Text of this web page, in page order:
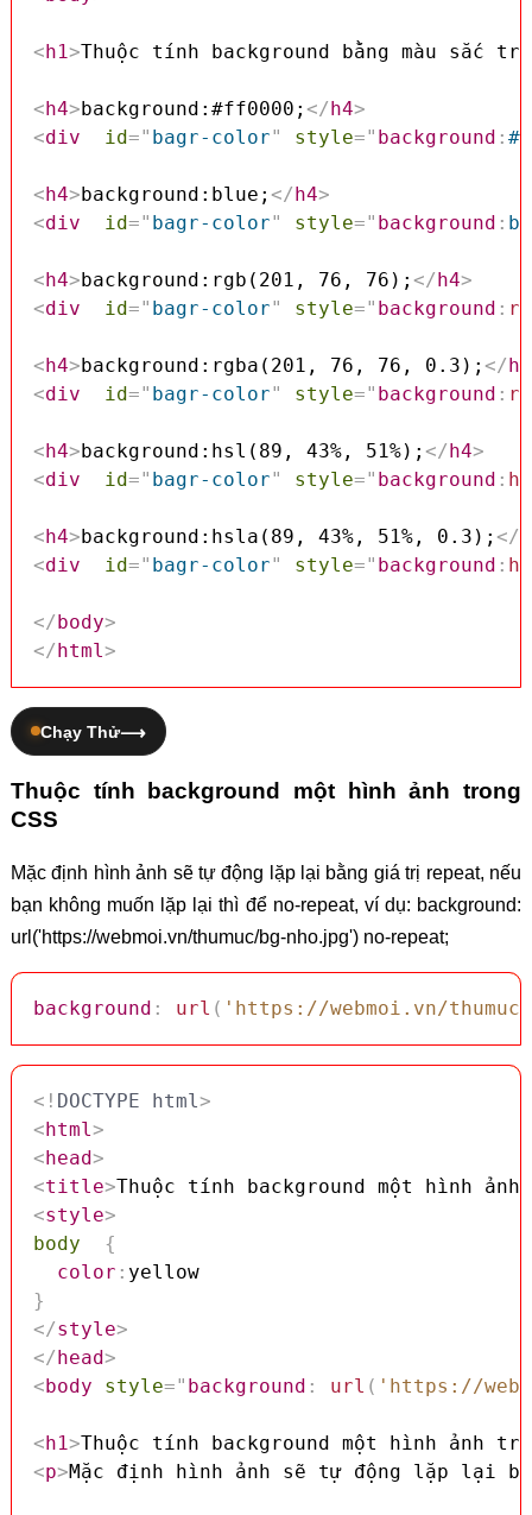
<h1>Thuộc tính background bằng màu sắc
<h4>background:#ff0000; </h4>
<div id=" bagr-color" style=" background :
<h4>background:blue; </h4>
<div id=" bagr-color" style=" background :
<h4>background:rgb(201, 76, 76); </h4>
<div id=" bagr-color" style=" background :
<h4>background:rgba(201, 76, 76, 0.3); </h4
<div id=" bagr-color" style=" background :
<h4>background:hsl(89, 43%, 51%); </h4>
<div id=" bagr-color" style=" background :
<h4>background:hsla(89, 43%, 51%, 0.3); </
<div id=" bagr-color" style=" background :
</body>
</html >
Chạy Thử
Thuộc tính background một hình ảnh trong
CSS
Mặc định hình ảnh sẽ tự động lặp lại bằng giá trị repeat, nếu
bạn không muốn lặp lại thì để no-repeat, ví dụ: background:
url('https://webmoi.vn/thumuc/bg-nho.jpg') no-repeat;
background : url ( 'https://webmoi.vn/
<! DOCTYPE html>
< html>
< head>
<title>Thuộc tính background một hình ảnh
<style>
body
{
color :
yellow
}
</style>
</ head>
< body style=" background : url ( 'https://
< h1>Thuộc tính background một hình ảnh
<p>Mặc định hình ảnh sẽ tự động lặp lại